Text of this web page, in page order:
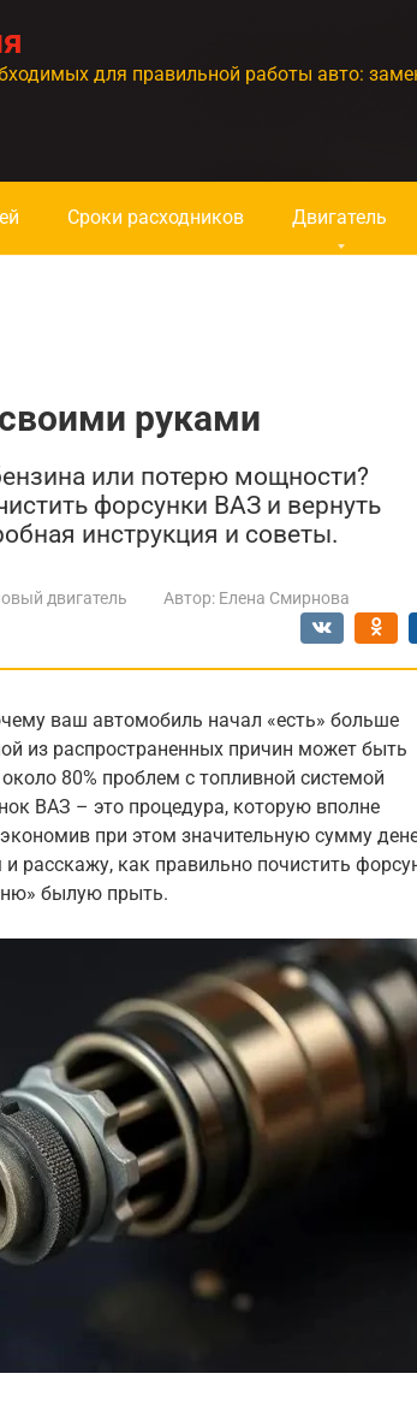
для правильной работы авто:
Сроки расходников Двигатель
руками
или потерю мощности?
форсунки ВАЗ и вернуть
инструкция и советы.
двигатель Автор: Елена Смирнова
ваш автомобиль начал «есть» больше
из распространенных причин может быть
80% проблем с топливной системой
ВАЗ – это процедура, которую вполне
при этом значительную сумму
расскажу, как правильно почистить
былую прыть.